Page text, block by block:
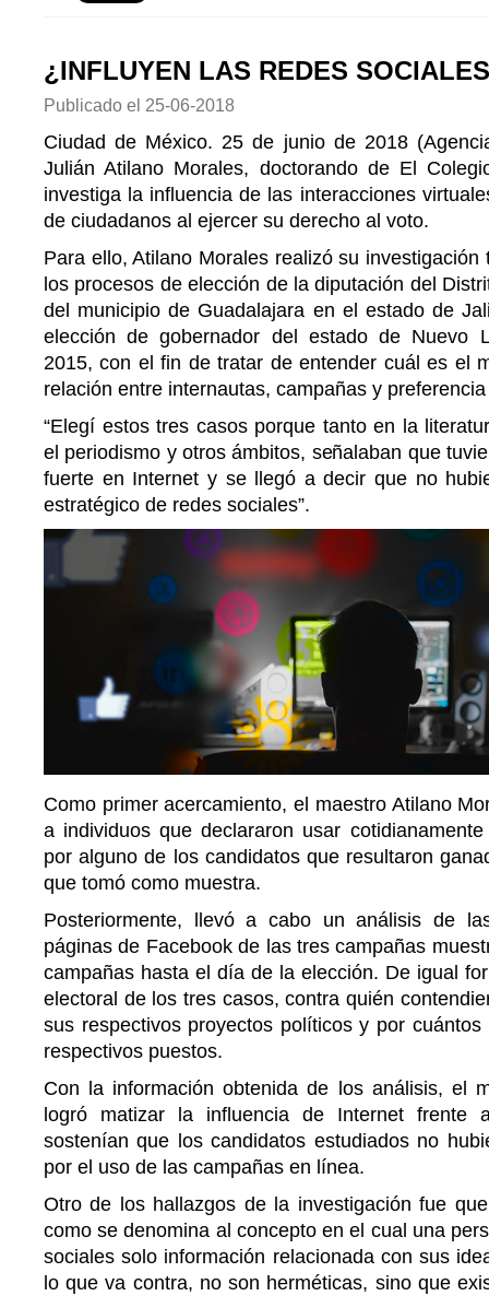
¿INFLUYEN LAS REDES
Publicado el 25-06-2018
Ciudad de México. 25 de junio de 2018
Julián Atilano Morales, doctorando de El
investiga la influencia de las interacciones
de ciudadanos al ejercer su derecho al voto.
Para ello, Atilano Morales realizó su investigación
los procesos de elección de la diputación del
del municipio de Guadalajara en el estado de
elección de gobernador del estado de Nuevo
2015, con el fin de tratar de entender cuál es el
relación entre internautas, campañas y
“Elegí estos tres casos porque tanto en la
el periodismo y otros ámbitos, señalaban que
fuerte en Internet y se llegó a decir que no
estratégico de redes sociales”.
Como primer acercamiento, el maestro Atilano
a individuos que declararon usar
por alguno de los candidatos que resultaron
que tomó como muestra.
Posteriormente, llevó a cabo un análisis de
páginas de Facebook de las tres campañas
campañas hasta el día de la elección. De igual
electoral de los tres casos, contra quién
sus respectivos proyectos políticos y por
respectivos puestos.
Con la información obtenida de los análisis, el
logró matizar la influencia de Internet frente
sostenían que los candidatos estudiados no
por el uso de las campañas en línea.
Otro de los hallazgos de la investigación fue
como se denomina al concepto en el cual una
sociales solo información relacionada con sus
lo que va contra, no son herméticas, sino que